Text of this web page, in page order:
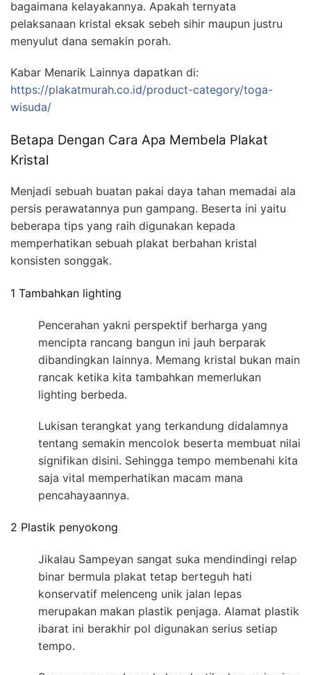
bagaimana kelayakannya. Apakah ternyata
pelaksanaan kristal eksak sebeh sihir maupun justru
menyulut dana semakin porah.
Kabar Menarik Lainnya dapatkan di:
https://plakatmurah.co.id/product-category/toga-
wisuda/
Betapa Dengan Cara Apa Membela Plakat
Kristal
Menjadi sebuah buatan pakai daya tahan memadai ala
persis perawatannya pun gampang. Beserta ini yaitu
beberapa tips yang raih digunakan kepada
memperhatikan sebuah plakat berbahan kristal
konsisten songgak.
1 Tambahkan lighting
Pencerahan yakni perspektif berharga yang
mencipta rancang bangun ini jauh berparak
dibandingkan lainnya. Memang kristal bukan main
rancak ketika kita tambahkan memerlukan
lighting berbeda.
Lukisan terangkat yang terkandung didalamnya
tentang semakin mencolok beserta membuat nilai
signifikan disini. Sehingga tempo membenahi kita
saja vital memperhatikan macam mana
pencahayaannya.
2 Plastik penyokong
Jikalau Sampeyan sangat suka mendindingi relap
binar bermula plakat tetap berteguh hati
konservatif melenceng unik jalan lepas
merupakan makan plastik penjaga. Alamat plastik
ibarat ini berakhir pol digunakan serius setiap
tempo.